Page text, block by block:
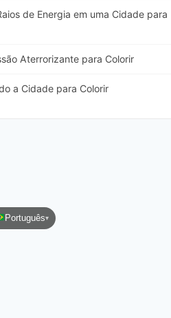
de Energia em uma Cidade para
Aterrorizante para Colorir
a Cidade para Colorir
Português▾